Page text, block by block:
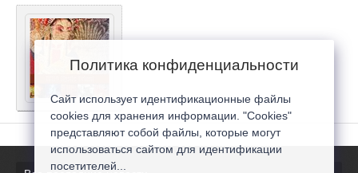
Политика конфиденциальности
Сайт использует идентификационные файлы
cookies для хранения информации. "Cookies"
представляют собой файлы, которые могут
использоваться сайтом для идентификации
посетителей...